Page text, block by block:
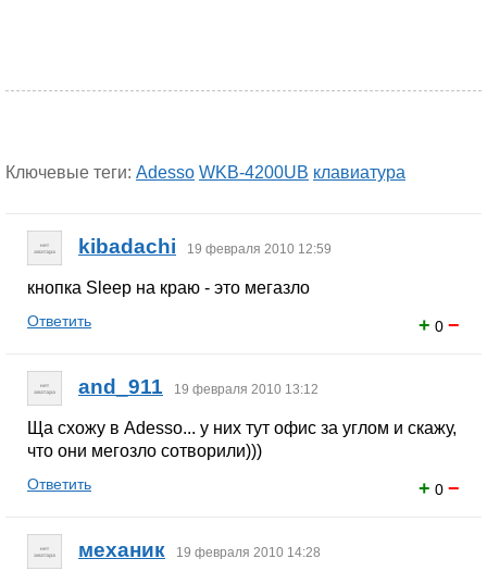
Ключевые теги: Adesso WKB-4200UB клавиатура
kibadachi 19 февраля 2010 12:59
кнопка Sleep на краю - это мегазло
+ 0 −
Ответить
and_911 19 февраля 2010 13:12
Ща схожу в Adesso... у них тут офис за углом и скажу,
что они мегозло сотворили)))
+ 0 −
Ответить
механик 19 февраля 2010 14:28